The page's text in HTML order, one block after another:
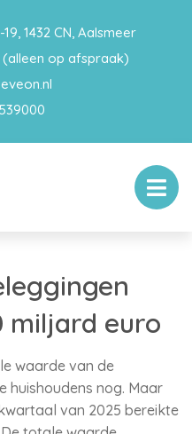
1432 CN, Aalsmeer
(alleen op afspraak)
miljard euro
waarde van de
huishoudens nog. Maar
van 2025 bereikte